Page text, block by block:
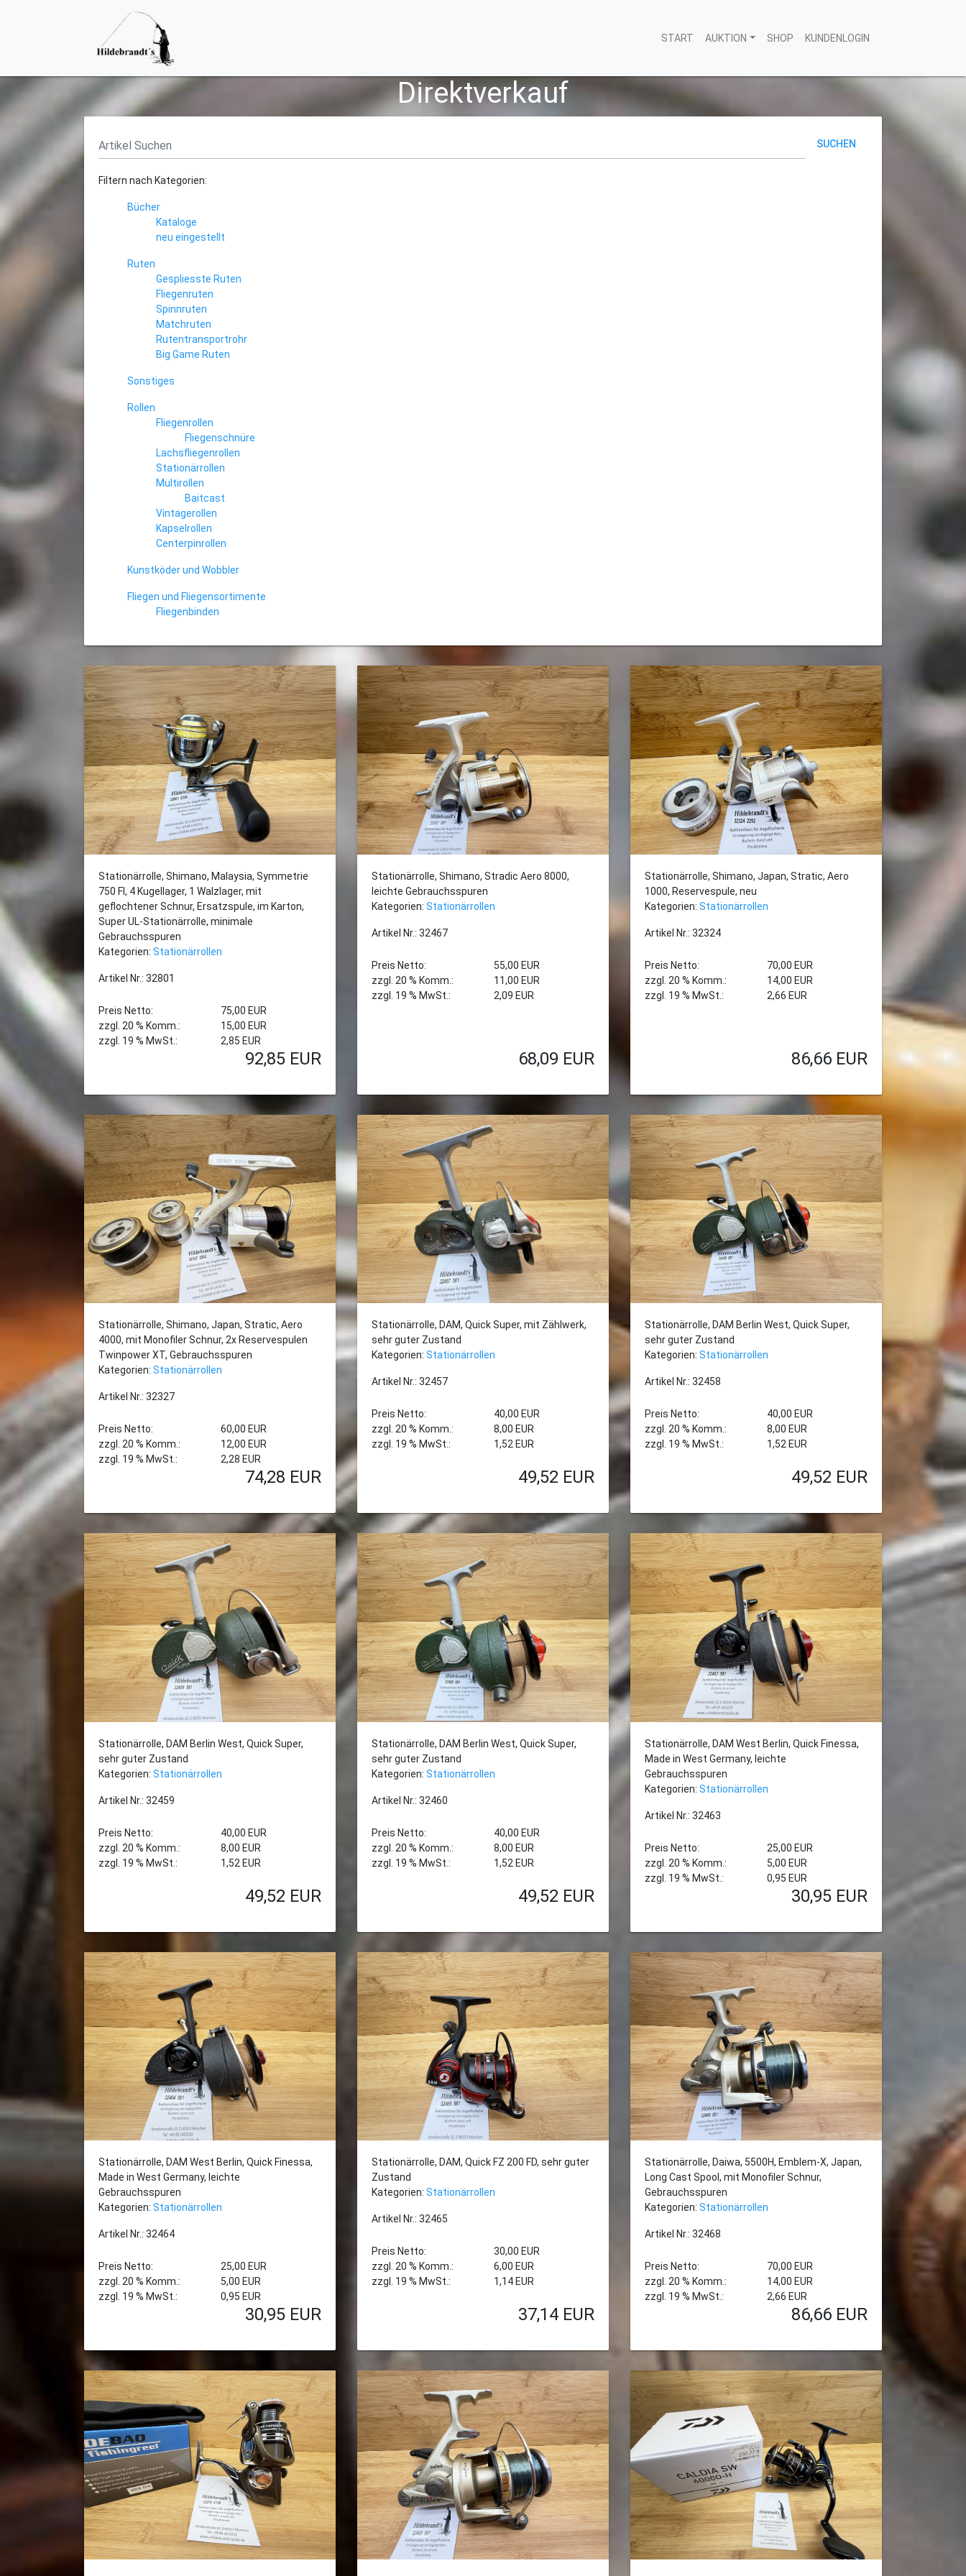
START AUKTION SHOP KUNDENLOGIN
Direktverkauf
SUCHEN
Filtern nach Kategorien:
Bücher
Kataloge
neu eingestellt
Ruten
Gespliesste Ruten
Fliegenruten
Spinnruten
Matchruten
Rutentransportrohr
Big Game Ruten
Sonstiges
Rollen
Fliegenrollen
Fliegenschnüre
Lachsfliegenrollen
Stationärrollen
Multirollen
Baitcast
Vintagerollen
Kapselrollen
Centerpinrollen
Kunstköder und Wobbler
Fliegen und Fliegensortimente
Fliegenbinden
Stationärrolle, Shimano, Malaysia, Symmetrie
750 FI, 4 Kugellager, 1 Walzlager, mit
geflochtener Schnur, Ersatzspule, im Karton,
Super UL-Stationärrolle, minimale
Gebrauchsspuren
Kategorien: Stationärrollen
Artikel Nr.: 32801
Preis Netto:
75,00 EUR
zzgl. 20 % Komm.:
15,00 EUR
zzgl. 19 % MwSt.:
2,85 EUR
92,85 EUR
Stationärrolle, Shimano, Stradic Aero 8000,
leichte Gebrauchsspuren
Kategorien: Stationärrollen
Artikel Nr.: 32467
Preis Netto:
55,00 EUR
zzgl. 20 % Komm.:
11,00 EUR
zzgl. 19 % MwSt.:
2,09 EUR
68,09 EUR
Stationärrolle, Shimano, Japan, Stratic, Aero
1000, Reservespule, neu
Kategorien: Stationärrollen
Artikel Nr.: 32324
Preis Netto:
70,00 EUR
zzgl. 20 % Komm.:
14,00 EUR
zzgl. 19 % MwSt.:
2,66 EUR
86,66 EUR
Stationärrolle, Shimano, Japan, Stratic, Aero
4000, mit Monofiler Schnur, 2x Reservespulen
Twinpower XT, Gebrauchsspuren
Kategorien: Stationärrollen
Artikel Nr.: 32327
Preis Netto:
60,00 EUR
zzgl. 20 % Komm.:
12,00 EUR
zzgl. 19 % MwSt.:
2,28 EUR
74,28 EUR
Stationärrolle, DAM, Quick Super, mit Zählwerk,
sehr guter Zustand
Kategorien: Stationärrollen
Artikel Nr.: 32457
Preis Netto:
40,00 EUR
zzgl. 20 % Komm.:
8,00 EUR
zzgl. 19 % MwSt.:
1,52 EUR
49,52 EUR
Stationärrolle, DAM Berlin West, Quick Super,
sehr guter Zustand
Kategorien: Stationärrollen
Artikel Nr.: 32458
Preis Netto:
40,00 EUR
zzgl. 20 % Komm.:
8,00 EUR
zzgl. 19 % MwSt.:
1,52 EUR
49,52 EUR
Stationärrolle, DAM Berlin West, Quick Super,
sehr guter Zustand
Kategorien: Stationärrollen
Artikel Nr.: 32459
Preis Netto:
40,00 EUR
zzgl. 20 % Komm.:
8,00 EUR
zzgl. 19 % MwSt.:
1,52 EUR
49,52 EUR
Stationärrolle, DAM Berlin West, Quick Super,
sehr guter Zustand
Kategorien: Stationärrollen
Artikel Nr.: 32460
Preis Netto:
40,00 EUR
zzgl. 20 % Komm.:
8,00 EUR
zzgl. 19 % MwSt.:
1,52 EUR
49,52 EUR
Stationärrolle, DAM West Berlin, Quick Finessa,
Made in West Germany, leichte
Gebrauchsspuren
Kategorien: Stationärrollen
Artikel Nr.: 32463
Preis Netto:
25,00 EUR
zzgl. 20 % Komm.:
5,00 EUR
zzgl. 19 % MwSt.:
0,95 EUR
30,95 EUR
Stationärrolle, DAM West Berlin, Quick Finessa,
Made in West Germany, leichte
Gebrauchsspuren
Kategorien: Stationärrollen
Artikel Nr.: 32464
Preis Netto:
25,00 EUR
zzgl. 20 % Komm.:
5,00 EUR
zzgl. 19 % MwSt.:
0,95 EUR
30,95 EUR
Stationärrolle, DAM, Quick FZ 200 FD, sehr guter
Zustand
Kategorien: Stationärrollen
Artikel Nr.: 32465
Preis Netto:
30,00 EUR
zzgl. 20 % Komm.:
6,00 EUR
zzgl. 19 % MwSt.:
1,14 EUR
37,14 EUR
Stationärrolle, Daiwa, 5500H, Emblem-X, Japan,
Long Cast Spool, mit Monofiler Schnur,
Gebrauchsspuren
Kategorien: Stationärrollen
Artikel Nr.: 32468
Preis Netto:
70,00 EUR
zzgl. 20 % Komm.:
14,00 EUR
zzgl. 19 % MwSt.:
2,66 EUR
86,66 EUR